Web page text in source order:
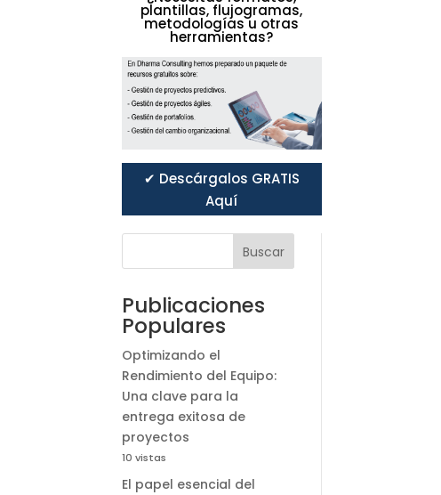
plantillas, flujogramas,
metodologías u otras
herramientas?
✔ Descárgalos GRATIS
Aquí
Buscar
Publicaciones
Populares
Optimizando el
Rendimiento del Equipo:
Una clave para la
entrega exitosa de
proyectos
10 vistas
El papel esencial del